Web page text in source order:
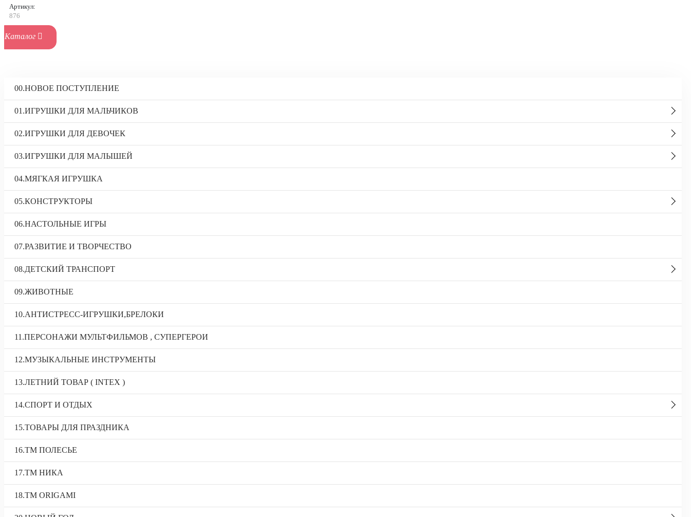
Артикул:
876
00.НОВОЕ ПОСТУПЛЕНИЕ
01.ИГРУШКИ ДЛЯ МАЛЬЧИКОВ
02.ИГРУШКИ ДЛЯ ДЕВОЧЕК
03.ИГРУШКИ ДЛЯ МАЛЫШЕЙ
04.МЯГКАЯ ИГРУШКА
05.КОНСТРУКТОРЫ
06.НАСТОЛЬНЫЕ ИГРЫ
07.РАЗВИТИЕ И ТВОРЧЕСТВО
08.ДЕТСКИЙ ТРАНСПОРТ
09.ЖИВОТНЫЕ
10.АНТИСТРЕСС-ИГРУШКИ,БРЕЛОКИ
11.ПЕРСОНАЖИ МУЛЬТФИЛЬМОВ , СУПЕРГЕРОИ
12.МУЗЫКАЛЬНЫЕ ИНСТРУМЕНТЫ
13.ЛЕТНИЙ ТОВАР ( INTEX )
14.СПОРТ И ОТДЫХ
15.ТОВАРЫ ДЛЯ ПРАЗДНИКА
16.ТМ ПОЛЕСЬЕ
17.ТМ НИКА
18.TM ORIGAMI